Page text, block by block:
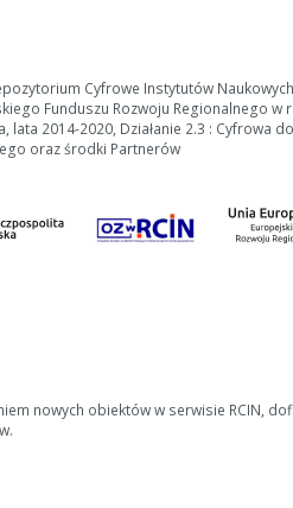
Cyfrowe Instytutów
Funduszu Rozwoju Regionalnego w
lata 2014-2020, Działanie 2.3 : Cyfrowa
oraz środki Partnerów
nowych obiektów w serwisie RCIN,